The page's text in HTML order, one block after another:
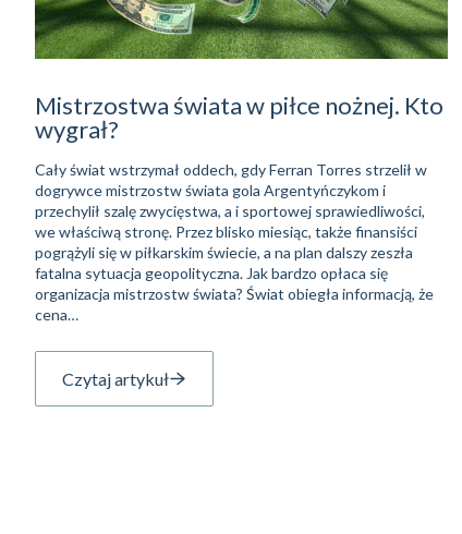
Mistrzostwa świata w piłce nożnej. Kto
wygrał?
Cały świat wstrzymał oddech, gdy Ferran Torres strzelił w
dogrywce mistrzostw świata gola Argentyńczykom i
przechylił szalę zwycięstwa, a i sportowej sprawiedliwości,
we właściwą stronę. Przez blisko miesiąc, także finansiści
pogrążyli się w piłkarskim świecie, a na plan dalszy zeszła
fatalna sytuacja geopolityczna. Jak bardzo opłaca się
organizacja mistrzostw świata? Świat obiegła informacją, że
cena…
Czytaj artykuł